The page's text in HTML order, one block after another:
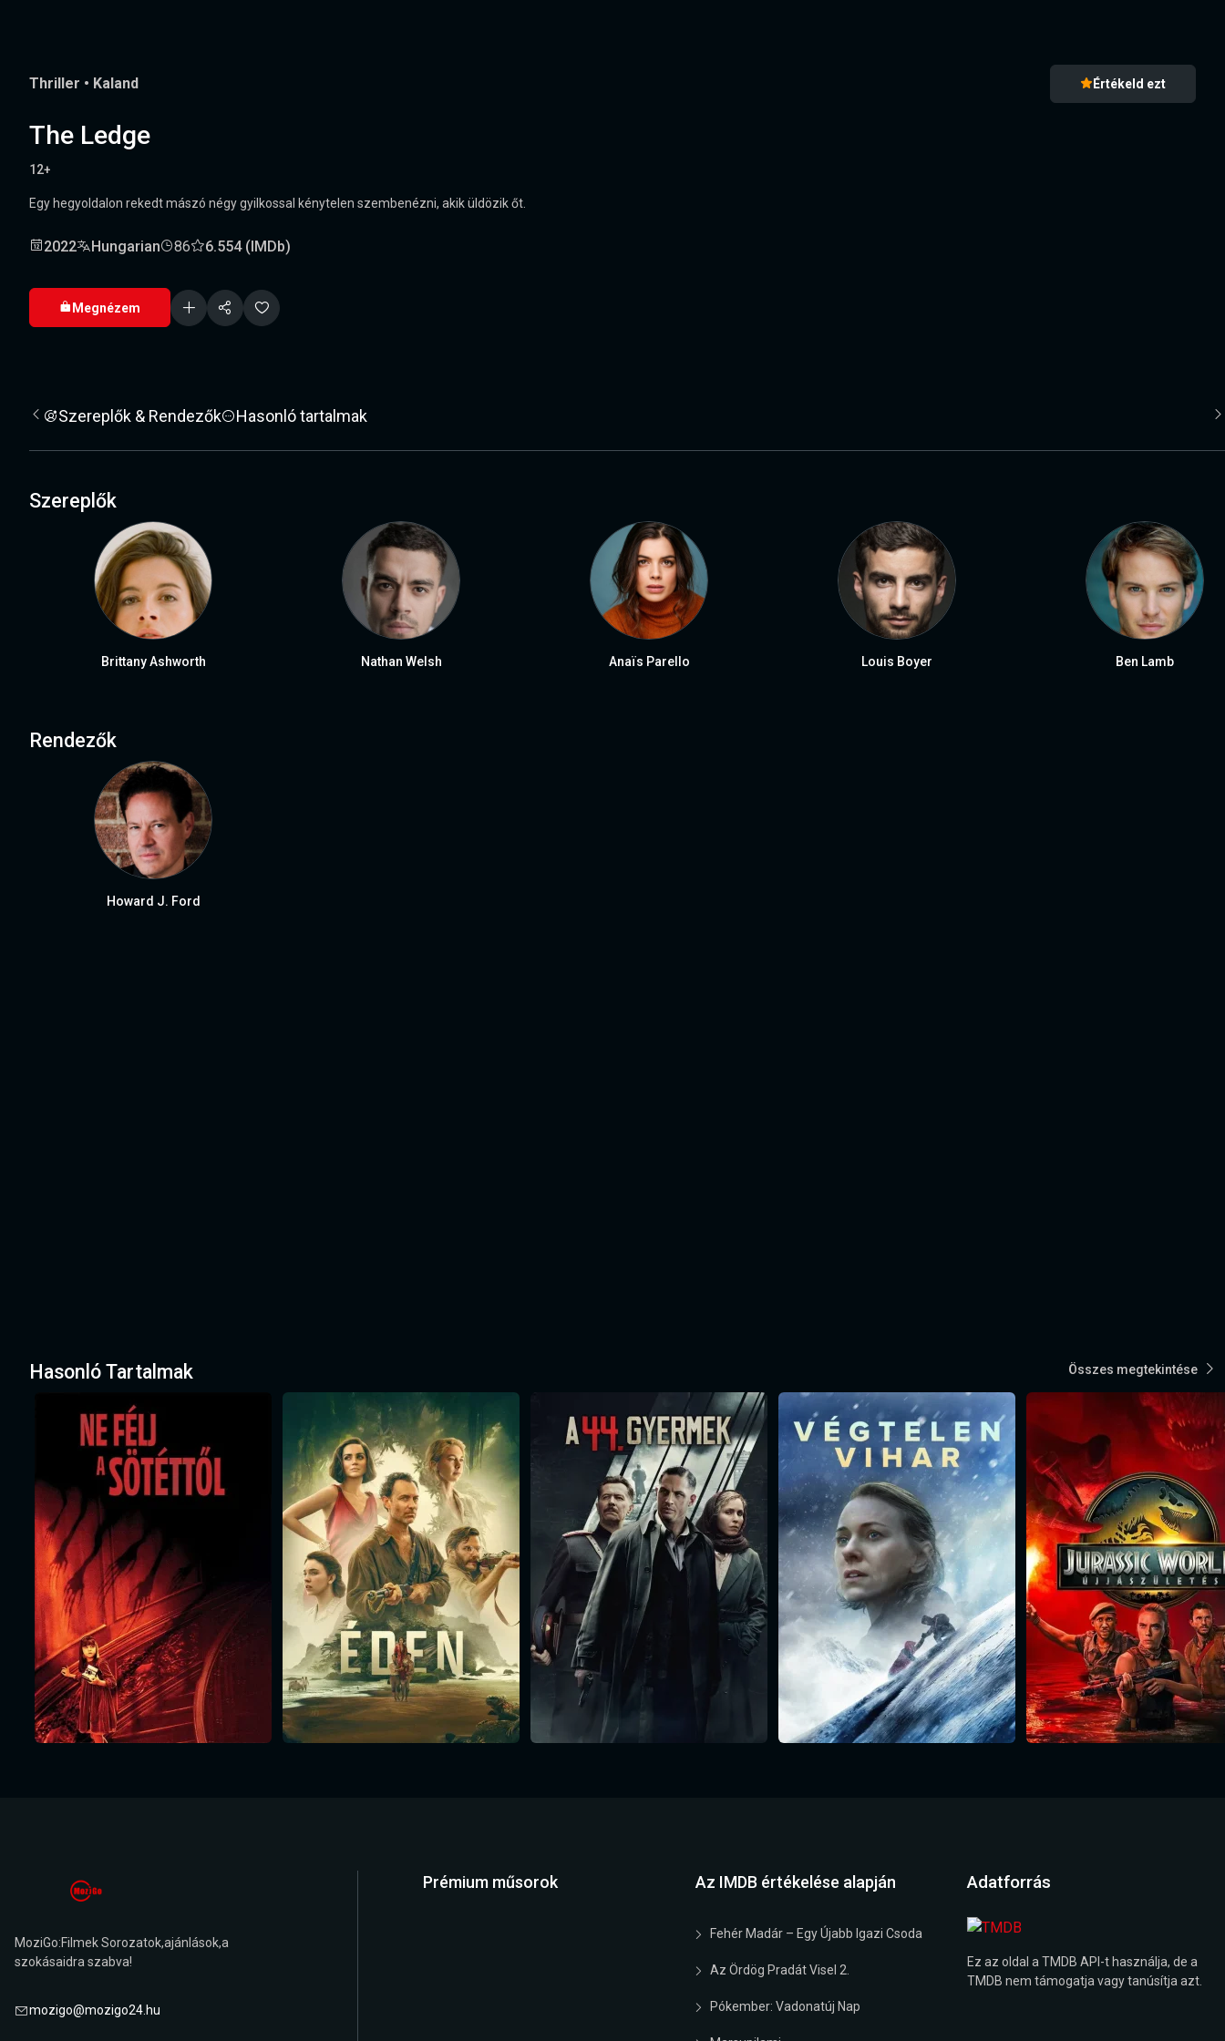
Thriller • Kaland Értékeld ezt
The Ledge
12+
Egy hegyoldalon rekedt mászó négy gyilkossal kénytelen szembenézni, akik üldözik őt.
2022 Hungarian 86 6.554 (IMDb)
Megnézem
Szereplők & Rendezők Hasonló tartalmak
Szereplők
Brittany Ashworth Nathan Welsh Anaïs Parello Louis Boyer Ben Lamb
Rendezők
Howard J. Ford
Hasonló Tartalmak Összes megtekintése
MoziGo:Filmek Sorozatok,ajánlások,a
szokásaidra szabva!
mozigo@mozigo24.hu
Prémium műsorok Az IMDB értékelése alapján
Fehér Madár – Egy Újabb Igazi Csoda
Az Ördög Pradát Visel 2.
Pókember: Vadonatúj Nap
Adatforrás
Ez az oldal a TMDB API-t használja, de a
TMDB nem támogatja vagy tanúsítja azt.